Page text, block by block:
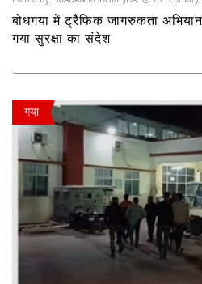
बोधगया में ट्रैफिक जागरुकता
गया सुरक्षा का संदेश
गया